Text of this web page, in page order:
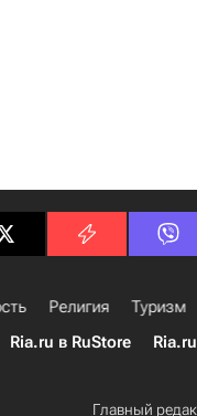
Религия Туризм
Ria.ru в RuStore
Главный